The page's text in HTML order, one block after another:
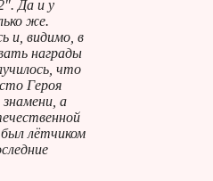
Да и у
же.
и, видимо, в
награды
что
Героя
а
лётчиком